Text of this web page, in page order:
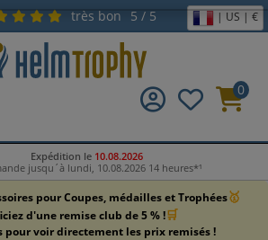
très bon 5 / 5 | US | €
0
Expédition le 10.08.2026
jusqu´à lundi, 10.08.2026 14 heures*¹
pour Coupes, médailles et Trophées🥇
d'une remise club de 5 % !🛒
pour voir directement les prix remisés !